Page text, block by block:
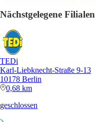
Nächstgelegene Filialen
TEDi
Karl-Liebknecht-Straße 9-13
10178 Berlin
0,68 km
geschlossen